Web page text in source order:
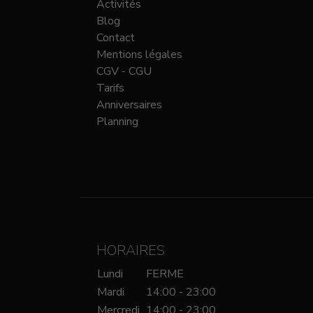
Activités
Blog
Contact
Mentions légales
CGV - CGU
Tarifs
Anniversaires
Planning
HORAIRES
Lundi
FERME
Mardi
14:00 - 23:00